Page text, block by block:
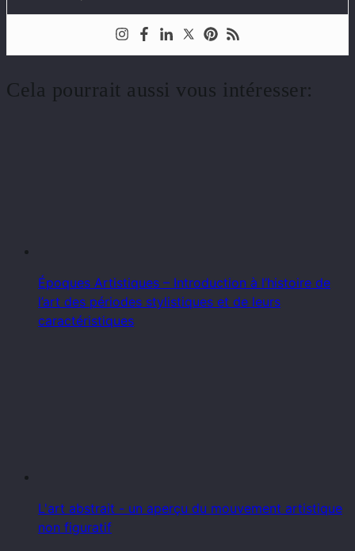
Cela pourrait aussi vous intéresser:
Époques Artistiques – Introduction à l’histoire de
l’art des périodes stylistiques et de leurs
caractéristiques
L'art abstrait - un aperçu du mouvement artistique
non figuratif